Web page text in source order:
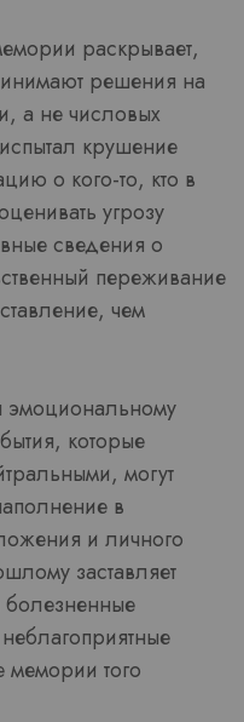
раскрывает,
решения на
а не числовых
крушение
о кого-то, кто в
угрозу
сведения о
переживание
чем
которые
могут
в
и личного
заставляет
того